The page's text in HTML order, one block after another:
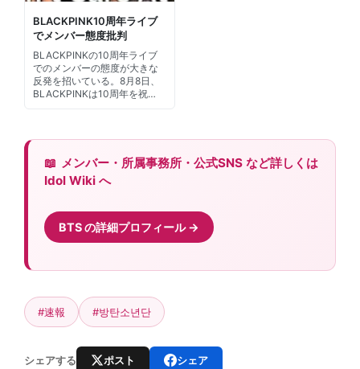
BLACKPINK10周年ライブ
でメンバー態度批判
BLACKPINKの10周年ライブ
でのメンバーの態度が大きな
反発を招いている。8月8日、
BLACKPINKは10周年を祝…
メンバー・所属事務所・公式SNS など詳しくは
Idol Wiki へ
BTS の詳細プロフィール
#速報 #방탄소년단
シェアする ポスト シェア